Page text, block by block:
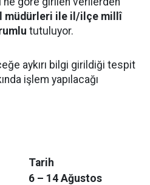
müdürleri ile il/ilçe millî
tutuluyor.
aykırı bilgi girildiği tespit
işlem yapılacağı
Tarih
6 – 14 Ağustos